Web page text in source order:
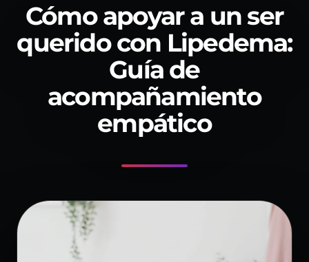
Cómo apoyar a un ser
querido con Lipedema:
Guía de
acompañamiento
empático